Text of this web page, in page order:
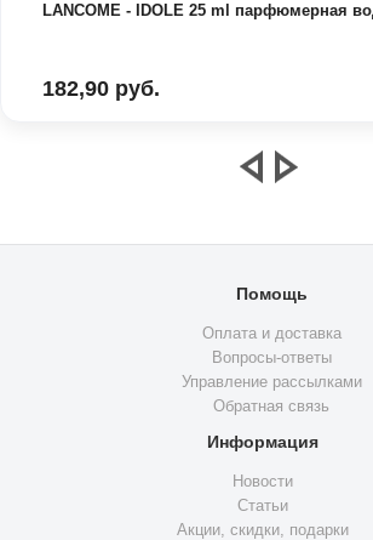
LANCOME - IDOLE 25 ml парфюмерная
182,90 руб.
Помощь
Оплата и доставка
Вопросы-ответы
Управление рассылками
Обратная связь
Информация
Новости
Статьи
Акции, скидки, подарки